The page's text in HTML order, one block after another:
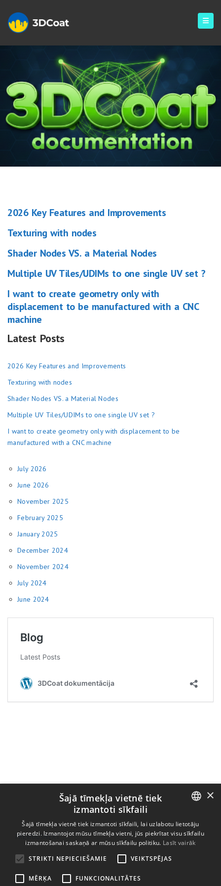
Blog
2026 Key Features and Improvements
Texturing with nodes
Shader Nodes VS. a Material Nodes
Multiple UV Tiles/UDIMs to one single UV set ?
I want to create geometry only with
displacement to be manufactured with a CNC
machine
Latest Posts
2026 Key Features and Improvements
Texturing with nodes
Shader Nodes VS. a Material Nodes
Multiple UV Tiles/UDIMs to one single UV set ?
I want to create geometry only with displacement to be
manufactured with a CNC machine
July 2026
June 2026
November 2025
February 2025
January 2025
December 2024
November 2024
July 2024
June 2024
PREVIOUS NEXT
ENGLISH
CROATIAN
×
Šajā tīmekļa vietnē tiek
izmantoti sīkfaili
Šajā tīmekļa vietnē tiek izmantoti sīkfaili, lai uzlabotu lietotāju
pieredzi. Izmantojot mūsu tīmekļa vietni, jūs piekrītat visu sīkfailu
izmantošanai saskaņā ar mūsu sīkfailu politiku. Lasīt vairāk
STRIKTI NEPIECIEŠAMIE
VEIKTSPĒJAS
MĒRĶA FUNKCIONALITĀTES